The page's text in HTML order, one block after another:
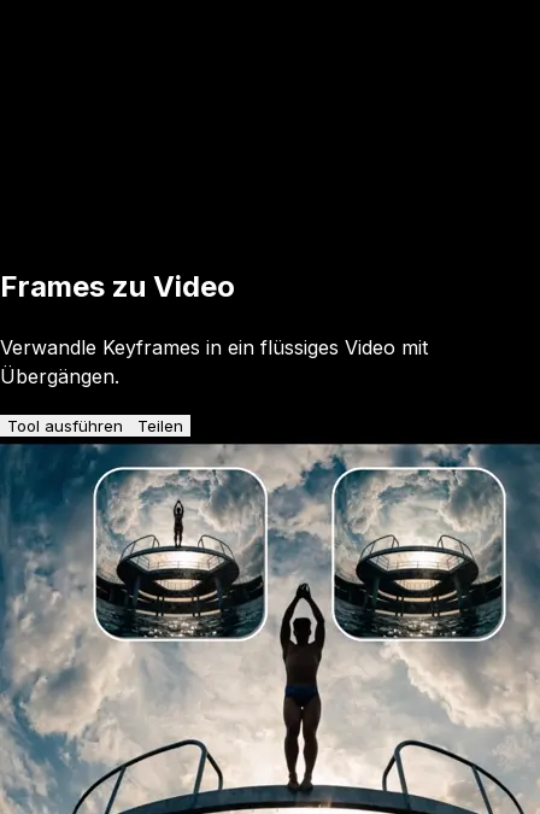
Frames zu Video
Verwandle Keyframes in ein flüssiges Video mit
Übergängen.
Tool ausführen Teilen